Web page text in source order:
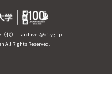
（代） archives@of.tyg.jp
All Rights Reserved.